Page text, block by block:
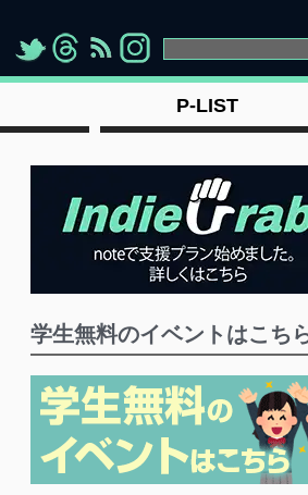
"> "> "> " >
P-LIST
学生無料のイベントはこち